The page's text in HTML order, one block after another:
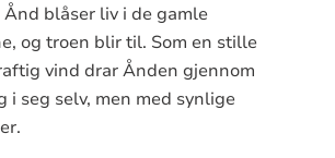
blåser liv i de gamle
og troen blir til. Som en stille
vind drar Ånden gjennom
i seg selv, men med synlige